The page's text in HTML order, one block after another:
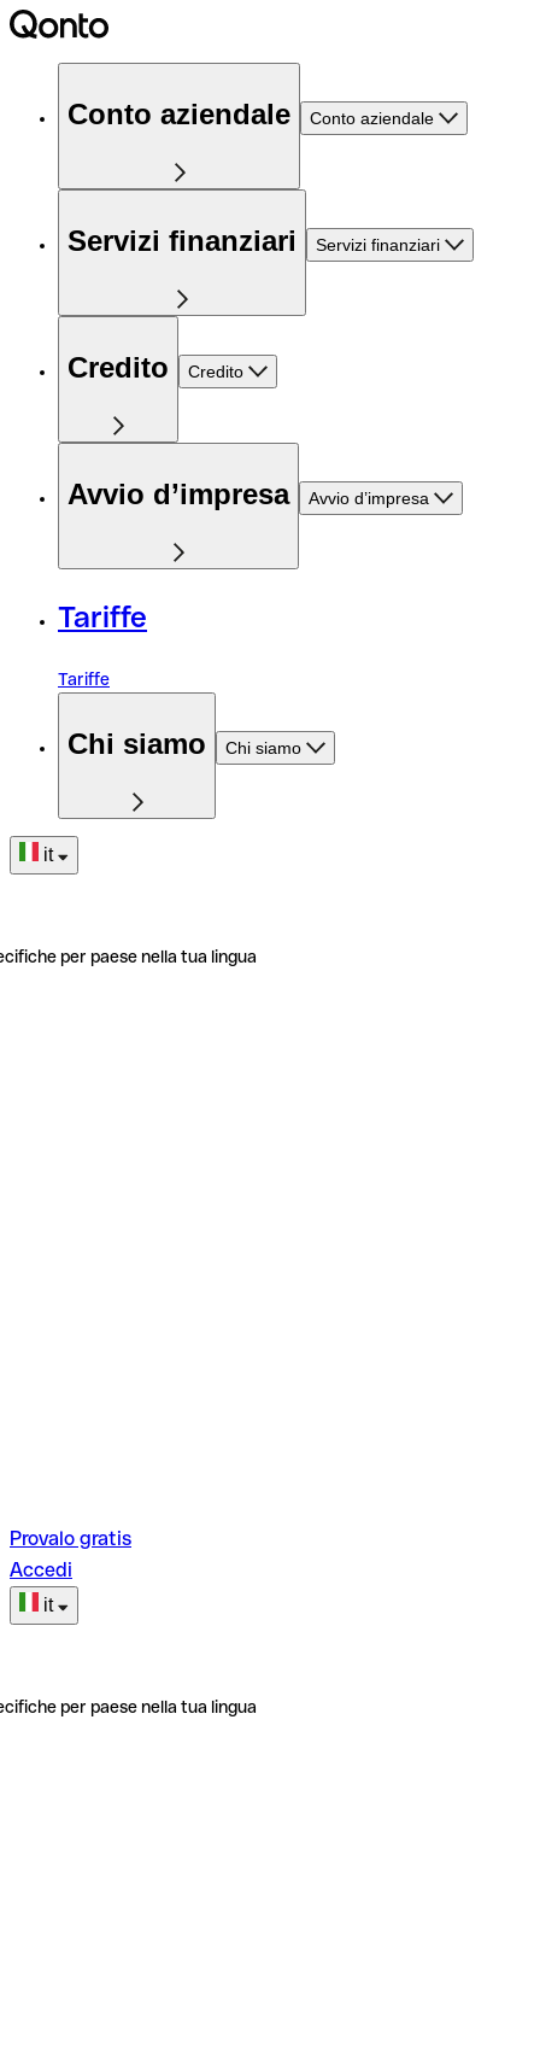
Conto aziendale Conto aziendale
Servizi finanziari Servizi finanziari
Credito Credito
Avvio d’impresa Avvio d’impresa
Tariffe
Tariffe
Chi siamo Chi siamo
it
per paese nella tua lingua
Provalo gratis
Accedi
it
per paese nella tua lingua